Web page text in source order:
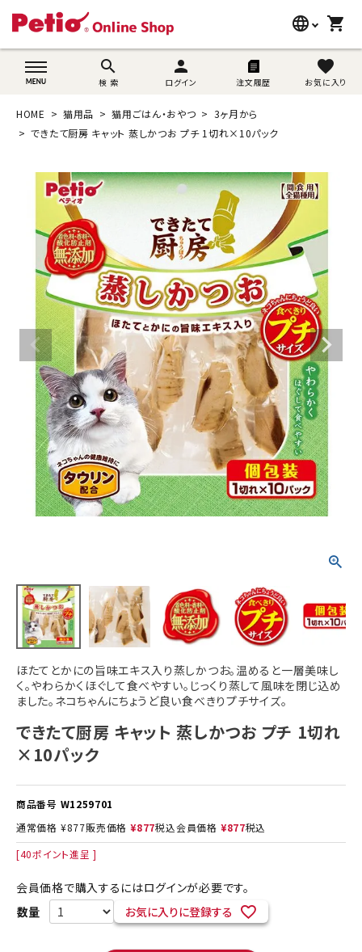
language
wovn-lang-name
shopping_cart
search
検 索
person
ログイン 注文履歴
favorite
お気に入り
search
猫用品
うさぎ用品
ブランド別に探す
目的別に探す
SNS
ご利用案内
ACCOUNT MENU
ようこそ ゲスト 様
ログイン person 新規会員登録
HOME 猫用品 猫用ごはん・おやつ
3ヶ月から
できたて厨房 キャット 蒸しかつお プチ 1切れ×10パック
ほたてとかにの旨味エキス入り蒸しかつお。温めると一層美味し
く。やわらかくほぐして食べやすい。じっくり蒸して風味を閉じ込め
ました。ネコちゃんにちょうど良い食べきりプチサイズ。
できたて厨房 キャット 蒸しかつお プチ 1切れ
×10パック
商品番号 W1259701
通常価格 ¥877販売価格 ¥877税込会員価格 ¥877税込
[40ポイント進呈 ]
会員価格で購入するにはログインが必要です。
お気に入りに登録する